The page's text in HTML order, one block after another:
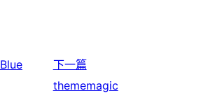
Blue
下一篇
thememagic